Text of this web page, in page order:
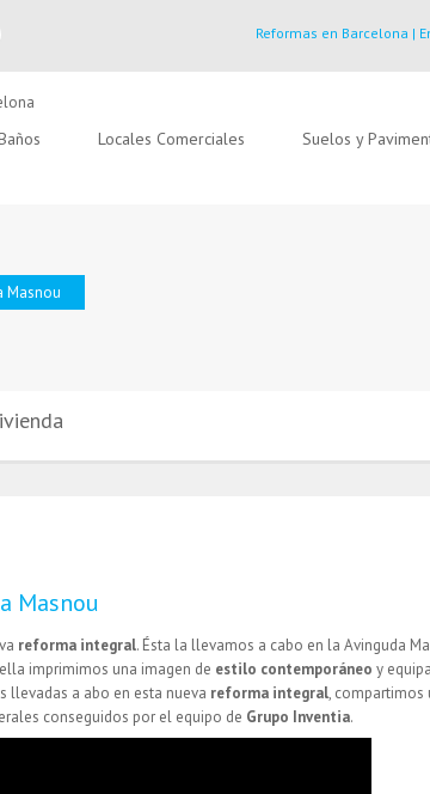
Reformas en Barcelona |
Locales Comerciales Suelos y
Masnou
Masnou
reforma integral. Ésta la llevamos a cabo en la Avinguda
ella imprimimos una imagen de estilo contemporáneo y
llevadas a abo en esta nueva reforma integral, compartimos
conseguidos por el equipo de Grupo Inventia.